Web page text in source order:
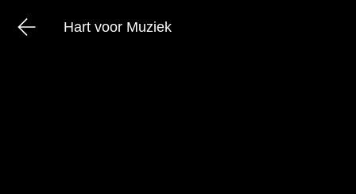
Hart voor Muziek